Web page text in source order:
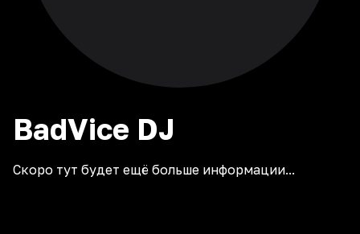
BadVice DJ
Скоро тут будет ещё больше информации...